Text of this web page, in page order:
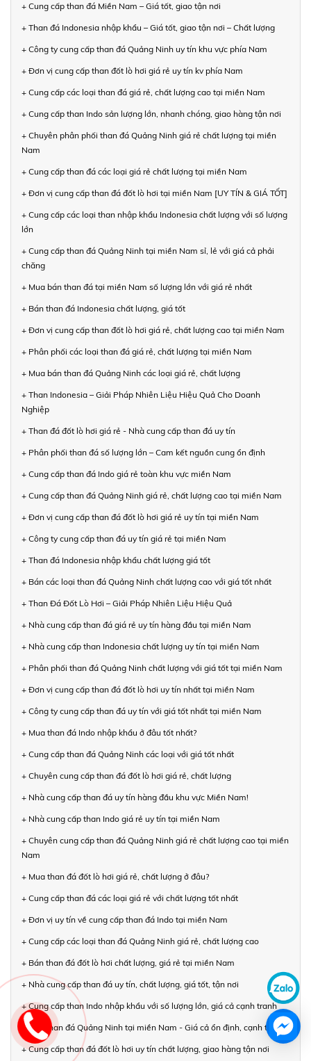
+ Cung cấp than đá Miền Nam – Giá tốt, giao tận nơi
+ Than đá Indonesia nhập khẩu – Giá tốt, giao tận nơi – Chất lượng
+ Công ty cung cấp than đá Quảng Ninh uy tín khu vực phía Nam
+ Đơn vị cung cấp than đốt lò hơi giá rẻ uy tín kv phía Nam
+ Cung cấp các loại than đá giá rẻ, chất lượng cao tại miền Nam
+ Cung cấp than Indo sản lượng lớn, nhanh chóng, giao hàng tận nơi
+ Chuyên phân phối than đá Quảng Ninh giá rẻ chất lượng tại miền
Nam
+ Cung cấp than đá các loại giá rẻ chất lượng tại miền Nam
+ Đơn vị cung cấp than đá đốt lò hơi tại miền Nam [UY TÍN & GIÁ TỐT]
+ Cung cấp các loại than nhập khẩu Indonesia chất lượng với số lượng
lớn
+ Cung cấp than đá Quảng Ninh tại miền Nam sỉ, lẻ với giá cả phải
chăng
+ Mua bán than đá tại miền Nam số lượng lớn với giá rẻ nhất
+ Bán than đá Indonesia chất lượng, giá tốt
+ Đơn vị cung cấp than đốt lò hơi giá rẻ, chất lượng cao tại miền Nam
+ Phân phối các loại than đá giá rẻ, chất lượng tại miền Nam
+ Mua bán than đá Quảng Ninh các loại giá rẻ, chất lượng
+ Than Indonesia – Giải Pháp Nhiên Liệu Hiệu Quả Cho Doanh
Nghiệp
+ Than đá đốt lò hơi giá rẻ - Nhà cung cấp than đá uy tín
+ Phân phối than đá số lượng lớn – Cam kết nguồn cung ổn định
+ Cung cấp than đá Indo giá rẻ toàn khu vực miền Nam
+ Cung cấp than đá Quảng Ninh giá rẻ, chất lượng cao tại miền Nam
+ Đơn vị cung cấp than đá đốt lò hơi giá rẻ uy tín tại miền Nam
+ Công ty cung cấp than đá uy tín giá rẻ tại miền Nam
+ Than đá Indonesia nhập khẩu chất lượng giá tốt
+ Bán các loại than đá Quảng Ninh chất lượng cao với giá tốt nhất
+ Than Đá Đốt Lò Hơi – Giải Pháp Nhiên Liệu Hiệu Quả
+ Nhà cung cấp than đá giá rẻ uy tín hàng đầu tại miền Nam
+ Nhà cung cấp than Indonesia chất lượng uy tín tại miền Nam
+ Phân phối than đá Quảng Ninh chất lượng với giá tốt tại miền Nam
+ Đơn vị cung cấp than đá đốt lò hơi uy tín nhất tại miền Nam
+ Công ty cung cấp than đá uy tín với giá tốt nhất tại miền Nam
+ Mua than đá Indo nhập khẩu ở đâu tốt nhất?
+ Cung cấp than đá Quảng Ninh các loại với giá tốt nhất
+ Chuyên cung cấp than đá đốt lò hơi giá rẻ, chất lượng
+ Nhà cung cấp than đá uy tín hàng đầu khu vực Miền Nam!
+ Nhà cung cấp than Indo giá rẻ uy tín tại miền Nam
+ Chuyên cung cấp than đá Quảng Ninh giá rẻ chất lượng cao tại miền
Nam
+ Mua than đá đốt lò hơi giá rẻ, chất lượng ở đâu?
+ Cung cấp than đá các loại giá rẻ với chất lượng tốt nhất
+ Đơn vị uy tín về cung cấp than đá Indo tại miền Nam
+ Cung cấp các loại than đá Quảng Ninh giá rẻ, chất lượng cao
+ Bán than đá đốt lò hơi chất lượng, giá rẻ tại miền Nam
+ Nhà cung cấp than đá uy tín, chất lượng, giá tốt, tận nơi
+ Cung cấp than Indo nhập khẩu với số lượng lớn, giá cả cạnh tranh
+ Bán than đá Quảng Ninh tại miền Nam - Giá cả ổn định, cạnh tranh
+ Cung cấp than đá đốt lò hơi uy tín chất lượng, giao hàng tận nơi